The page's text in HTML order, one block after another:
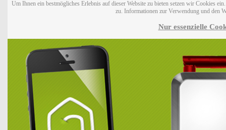
Um Ihnen ein bestmögliches Erlebnis auf dieser Website zu bieten setzen wir Cookies
zu. Informationen zur Verwendung und den
Nur essenzielle